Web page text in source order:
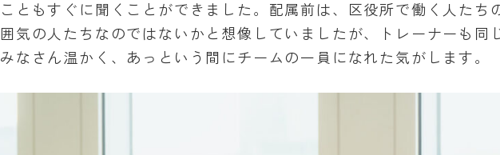
こともすぐに聞くことができました。配属前は、区役所で働く人たち
囲気の人たちなのではないかと想像していましたが、トレーナーも同
みなさん温かく、あっという間にチームの一員になれた気がします。